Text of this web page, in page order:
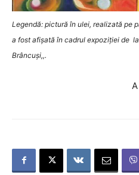
Legendă: pictură în ulei, realizată pe
a fost afișată în cadrul expoziției de
Brâncuși,,.